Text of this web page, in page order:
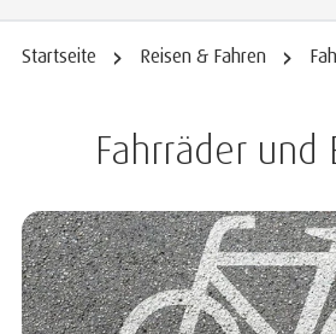
Startseite Reisen & Fahren
Fahrräder und